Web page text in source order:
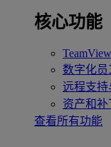
核心功能
数字化员
远程支持
资产和补
查看所有功能